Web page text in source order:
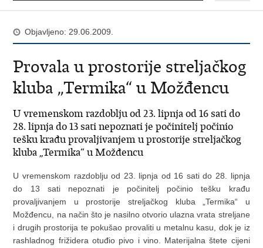
Objavljeno: 29.06.2009.
Provala u prostorije streljačkog
kluba „Termika“ u Možđencu
U vremenskom razdoblju od 23. lipnja od 16 sati do
28. lipnja do 13 sati nepoznati je počinitelj počinio
tešku krađu provaljivanjem u prostorije streljačkog
kluba „Termika“ u Možđencu
U vremenskom razdoblju od 23. lipnja od 16 sati do 28. lipnja
do 13 sati nepoznati je počinitelj počinio tešku krađu
provaljivanjem u prostorije streljačkog kluba „Termika“ u
Možđencu, na način što je nasilno otvorio ulazna vrata streljane
i drugih prostorija te pokušao provaliti u metalnu kasu, dok je iz
rashladnog frižidera otuđio pivo i vino.
Materijalna štete cijeni